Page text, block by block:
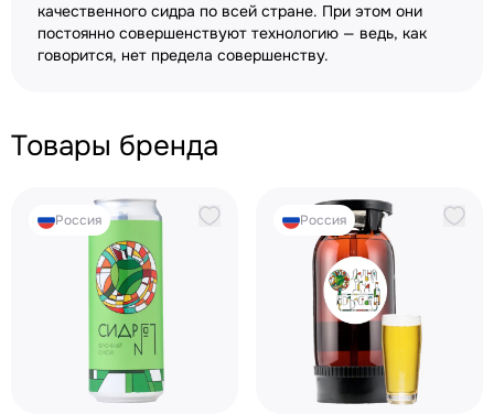
качественного сидра по всей стране. При этом они
постоянно совершенствуют технологию — ведь, как
говорится, нет предела совершенству.
Товары бренда
Россия Россия